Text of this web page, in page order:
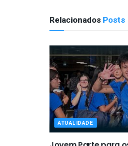
Relacionados Posts
ATUALIDADE